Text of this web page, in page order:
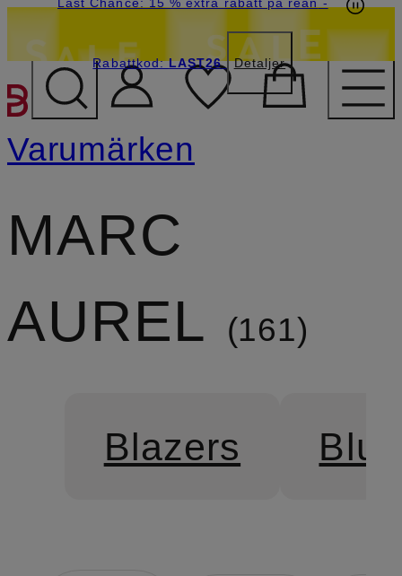
HOPPA TILL
Rabattkod:LAST26 Detaljer
Varumärken
MARC
AUREL
161
Blazers